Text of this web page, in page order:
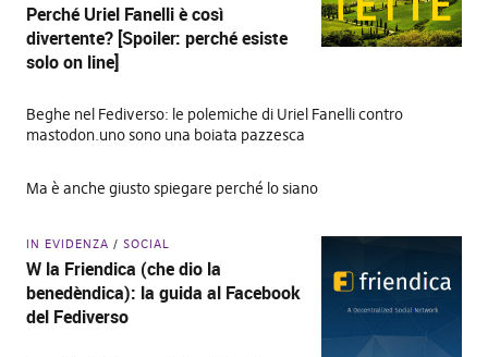
Perché Uriel Fanelli è così
divertente? [Spoiler: perché esiste
solo on line]
Beghe nel Fediverso: le polemiche di Uriel Fanelli contro
mastodon.uno sono una boiata pazzesca
Ma è anche giusto spiegare perché lo siano
IN EVIDENZA SOCIAL
W la Friendica (che dio la
benedèndica): la guida al Facebook
del Fediverso